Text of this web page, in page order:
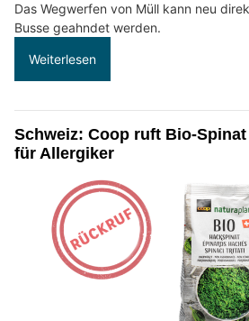
Das Wegwerfen von Müll kann neu
Busse geahndet werden.
Weiterlesen
Schweiz: Coop ruft Bio-
für Allergiker